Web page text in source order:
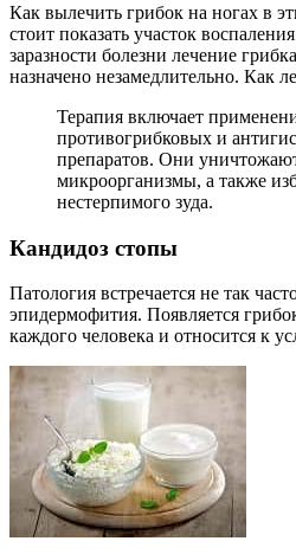
Как вылечить грибок на ногах в
стоит показать участок
заразности болезни лечение
назначено незамедлительно. Как
Терапия включает
противогрибковых и
препаратов. Они
микроорганизмы, а также
нестерпимого зуда.
Кандидоз стопы
Патология встречается не так
эпидермофития. Появляется
каждого человека и относится к